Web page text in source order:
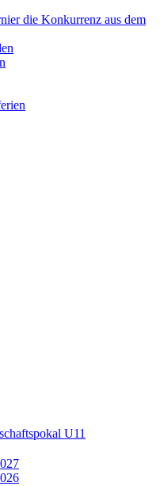
die Konkurrenz aus dem
U11